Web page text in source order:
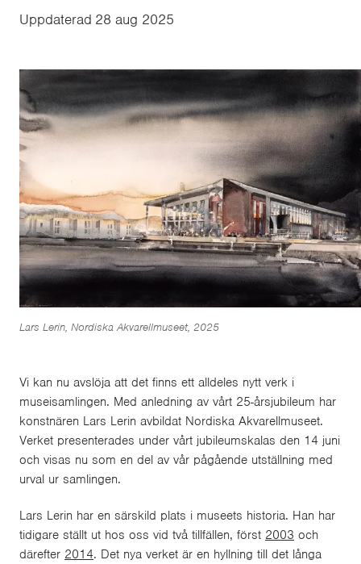
Uppdaterad 28 aug 2025
Lars Lerin, Nordiska Akvarellmuseet, 2025
Vi kan nu avslöja att det finns ett alldeles nytt verk i
museisamlingen. Med anledning av vårt 25-årsjubileum har
konstnären Lars Lerin avbildat Nordiska Akvarellmuseet.
Verket presenterades under vårt jubileumskalas den 14 juni
och visas nu som en del av vår pågående utställning med
urval ur samlingen.
Lars Lerin har en särskild plats i museets historia. Han har
tidigare ställt ut hos oss vid två tillfällen, först 2003 och
därefter 2014. Det nya verket är en hyllning till det långa